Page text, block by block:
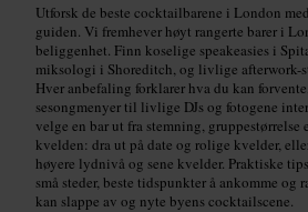
Utforsk de beste cocktailbarene i London
guiden. Vi fremhever høyt rangerte barer i
beliggenhet. Finn koselige speakeasies i
miksologi i Shoreditch, og livlige afterwork-
Hver anbefaling forklarer hva du kan
sesongmenyer til livlige DJs og fotogene
velge en bar ut fra stemning,
kvelden: dra ut på date og rolige kvelder,
høyere lydnivå og sene kvelder. Praktiske
små steder, beste tidspunkter å ankomme og
kan slappe av og nyte byens cocktailscene.